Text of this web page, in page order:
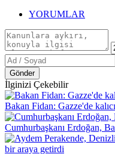
YORUMLAR
Gönder
İlginizi Çekebilir
Bakan Fidan: Gazze'de
Cumhurbaşkanı Erdoğan,